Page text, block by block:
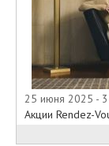
25 июня 2025 -
Акции Rendez-